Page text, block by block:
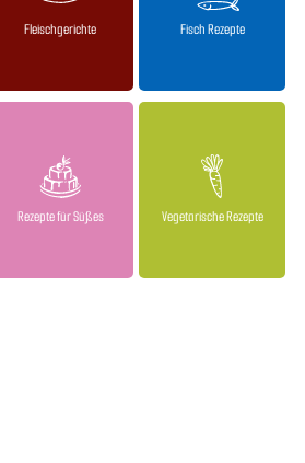
Fleischgerichte Fisch Rezepte
Rezepte für Süßes Vegetarische Rezepte